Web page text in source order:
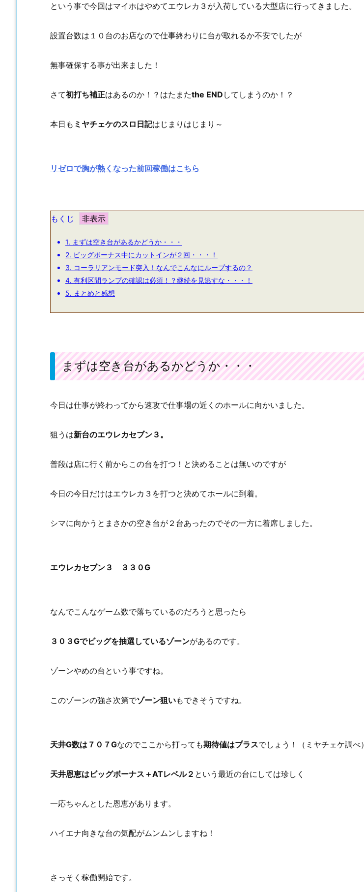
という事で今回はマイホはやめてエウレカ３が入荷している大型店に行ってきました。
設置台数は１０台のお店なので仕事終わりに台が取れるか不安でしたが
無事確保する事が出来ました！
さて初打ち補正はあるのか！？はたまたthe END してしまうのか！？
本日も ミヤチェケのスロ日記はじまりはじまり～
リゼロで胸が熱くなった前回稼働はこちら
もくじ
1. まずは空き台があるかどうか・・・
2. ビッグボーナス中にカットインが２回・・・！
3. コーラリアンモード突入！なんでこんなにループするの？
4. 有利区間ランプの確認は必須！？継続を見逃すな・・・！
5. まとめと感想
まずは空き台があるかどうか・・・
今日は仕事が終わってから速攻で仕事場の近くのホールに向かいました。
狙うは新台のエウレカセブン３。
普段は店に行く前からこの台を打つ！と決めることは無いのですが
今日の今日だけはエウレカ３を打つと決めてホールに到着。
シマに向かうとまさかの空き台が２台あったのでその一方に着席しました。
エウレカセブン３ ３３０G
なんでこんなゲーム数で落ちているのだろうと思ったら
３０３Gでビッグを抽選しているゾーンがあるのです。
ゾーンやめの台という事ですね。
このゾーンの強さ次第でゾーン狙いもできそうですね。
天井G数は７０７Gなのでここから打っても期待値はプラスでしょう！（ミヤチェケ調べ）
天井恩恵はビッグボーナス＋ATレベル２ という最近の台にしては珍しく
一応ちゃんとした恩恵があります。
ハイエナ向きな台の気配がムンムンしますね！
さっそく稼働開始です。